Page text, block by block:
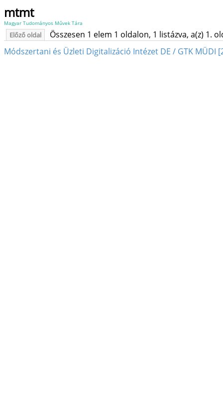
mtmt
Magyar Tudományos Művek Tára
Előző oldal
Összesen 1 elem 1 oldalon, 1 listázva, a(z) 1.
Módszertani és Üzleti Digitalizáció Intézet DE / GTK MÜDI